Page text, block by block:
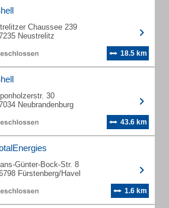
Chaussee 239
Neustrelitz
18.5 km
30
Neubrandenburg
43.6 km
Günter-Bock-Str. 8
Fürstenberg/Havel
1.6 km